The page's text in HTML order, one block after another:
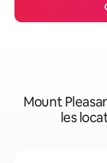
Mount
les